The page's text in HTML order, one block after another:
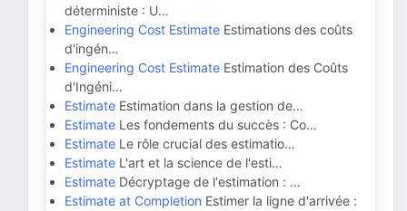
déterministe : U…
Engineering Cost Estimate Estimations des coûts
d'ingén…
Engineering Cost Estimate Estimation des Coûts
d'Ingéni…
Estimate Estimation dans la gestion de…
Estimate Les fondements du succès : Co…
Estimate Le rôle crucial des estimatio…
Estimate L'art et la science de l'esti…
Estimate Décryptage de l'estimation : …
Estimate at Completion Estimer la ligne d'arrivée :